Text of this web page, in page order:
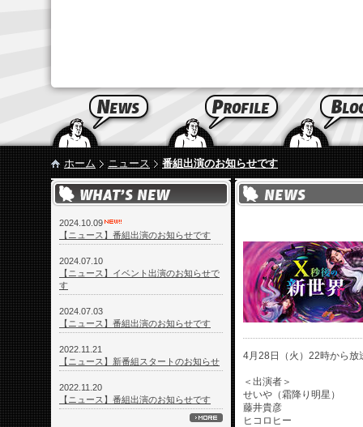
ホーム ニュース 番組出演のお知らせです
2024.10.09
【ニュース】番組出演のお知らせです
2024.07.10
【ニュース】イベント出演のお知らせで
す
2024.07.03
【ニュース】番組出演のお知らせです
2022.11.21
【ニュース】新番組スタートのお知らせ
2022.11.20
【ニュース】番組出演のお知らせです
4月28日（火）22時から放
＜出演者＞
せいや（霜降り明星）
藤井貴彦
ヒコロヒー